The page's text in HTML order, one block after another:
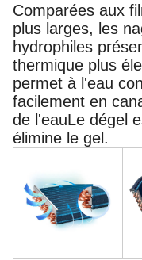
Comparées aux
plus larges, les
hydrophiles
thermique plus
permet à l'eau
facilement en
de l'eauLe dégel
élimine le gel.